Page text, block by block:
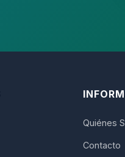
Quiénes
Contacto